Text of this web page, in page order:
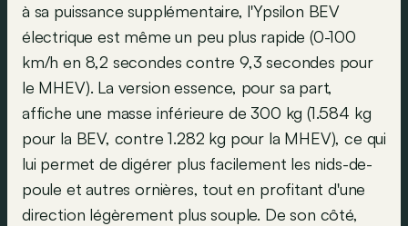
à sa puissance supplémentaire, l'Ypsilon BEV
électrique est même un peu plus rapide (0-100
km/h en 8,2 secondes contre 9,3 secondes pour
le MHEV). La version essence, pour sa part,
affiche une masse inférieure de 300 kg (1.584 kg
pour la BEV, contre 1.282 kg pour la MHEV), ce qui
lui permet de digérer plus facilement les nids-de-
poule et autres ornières, tout en profitant d'une
direction légèrement plus souple. De son côté,